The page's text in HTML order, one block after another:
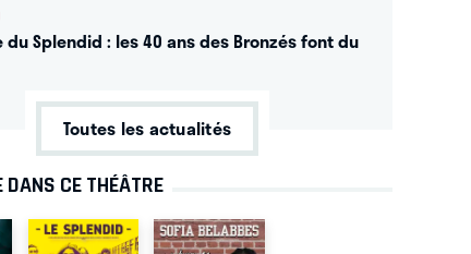
du Splendid : les 40 ans des Bronzés font du
Toutes les actualités
DANS CE THÉÂTRE